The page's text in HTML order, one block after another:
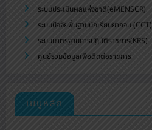
ระบบประเมินผลแห่งชาติ(eMENSCR)
ระบบปัจจัยพื้นฐานนักเรียนยากจน (CCT)
ระบบมาตรฐานการปฏิบัติราชการ(KRS)
ศูนย์รวมข้อมูลเพื่อติดต่อราชการ
เมนูหลัก